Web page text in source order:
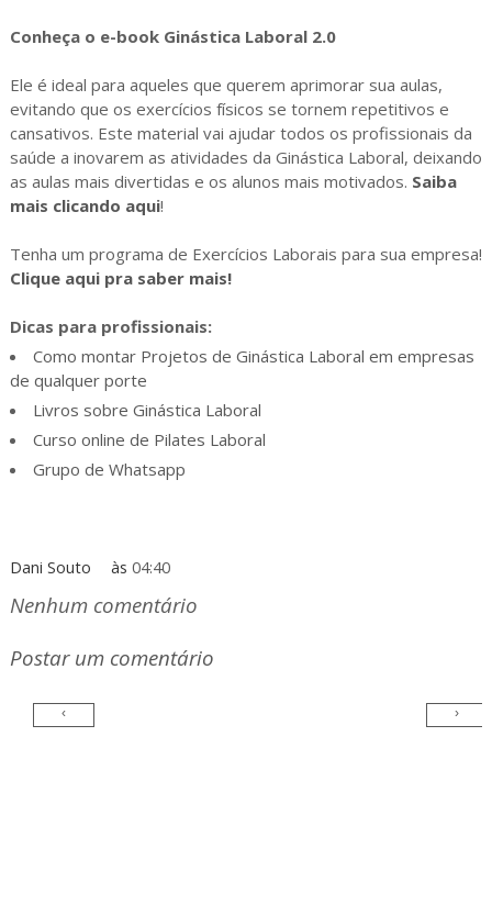
Conheça o e-book Ginástica Laboral 2.0
Ele é ideal para aqueles que querem aprimorar sua aulas,
evitando que os exercícios físicos se tornem repetitivos e
cansativos. Este material vai ajudar todos os profissionais da
saúde a inovarem as atividades da Ginástica Laboral, deixando
as aulas mais divertidas e os alunos mais motivados. Saiba
mais clicando aqui!
Tenha um programa de Exercícios Laborais para sua empresa!
Clique aqui pra saber mais!
Dicas para profissionais:
Como montar Projetos de Ginástica Laboral em empresas
de qualquer porte
Livros sobre Ginástica Laboral
Curso online de Pilates Laboral
Grupo de Whatsapp
Dani Souto às04:40
Nenhum comentário
Postar um comentário
‹ ›